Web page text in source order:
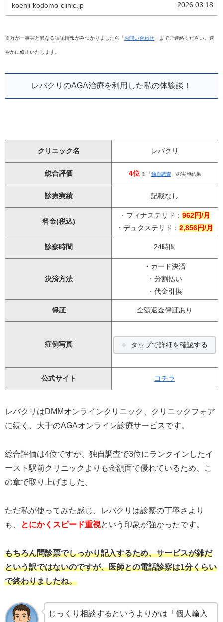
koenji-kodomo-clinic.jp 2026.03.18
※万が一事実と異なる誤認情報がみつかりましたら「お問い合わせ 」までご連絡ください。速
やかに修正いたします。
レバクリのAGA治療を利用した私の体験談！
クリニック名 レバクリ
総合評価 4位※「 独自調査」の実施結果
診療実績 記載なし
料金(税込)
・フィナステリド： 962円/月
・デュタステリド： 2,856円/月
診察時間 24時間
決済方法
・カード決済
・分割払い
・代金引換
保証 全額返金保証あり
症例写真 タップで詳細を確認する
公式サイト コチラ
レバクリはDMMオンラインクリニック、クリニックフォア
に続く、大手のAGAオンライン診療サービスです。
総合評価は4位ですが、独自調査で3位にランクインしたイ
ースト駅前クリニックよりも金額面で優れているため、こ
の章で取り上げました。
ただ私が使ってみた感じ、レバクリは診察の丁寧さより
も、
とにかくスピード重視という印象が強かったです。
もちろん問診票でしっかり記入するため、サービスが雑だ
という訳ではないのですが、医師との電話診察は1分くらい
で終わりましたね。
じっくり相談するというよりかは「個人輸入